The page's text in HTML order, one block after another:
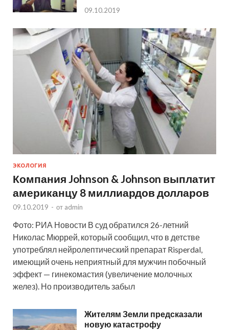
09.10.2019
ЭКОЛОГИЯ
Компания Johnson & Johnson выплатит
американцу 8 миллиардов долларов
09.10.2019 - от admin
Фото: РИА Новости В суд обратился 26-летний
Николас Мюррей, который сообщил, что в детстве
употреблял нейролептический препарат Risperdal,
имеющий очень неприятный для мужчин побочный
эффект — гинекомастия (увеличение молочных
желез). Но производитель забыл
Жителям Земли предсказали
новую катастрофу